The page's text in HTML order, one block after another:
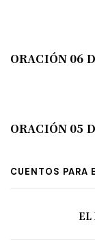
ORACIÓN 06
ORACIÓN 05
CUENTOS PARA
EL